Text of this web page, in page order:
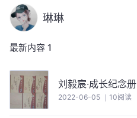
琳琳
最新内容 1
刘毅宸·成长纪念册
2022-06-05 10阅读